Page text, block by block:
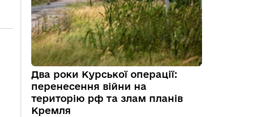
Два роки Курської операції:
перенесення війни на
територію рф та злам планів
Кремля